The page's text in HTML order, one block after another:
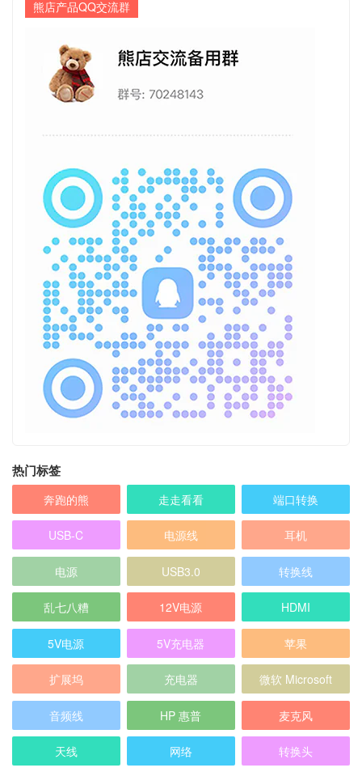
熊店产品QQ交流群
热门标签
奔跑的熊 走走看看 端口转换
USB-C 电源线 耳机
电源 USB3.0 转换线
乱七八糟 12V电源 HDMI
5V电源 5V充电器 苹果
扩展坞 充电器 微软 Microsoft
音频线 HP 惠普 麦克风
天线 网络 转换头